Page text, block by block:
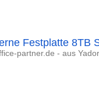
Festplatte 8TB
partner.de - aus